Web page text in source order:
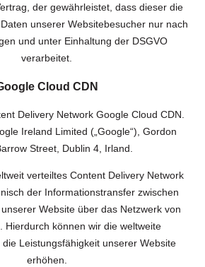
der gewährleistet, dass dieser die
unserer Websitebesucher nur nach
und unter Einhaltung der DSGVO
verarbeitet.
Cloud CDN
Delivery Network Google Cloud CDN.
Ireland Limited („Google“), Gordon
Street, Dublin 4, Irland.
verteiltes Content Delivery Network
der Informationstransfer zwischen
Website über das Netzwerk von
Hierdurch können wir die weltweite
Leistungsfähigkeit unserer Website
erhöhen.